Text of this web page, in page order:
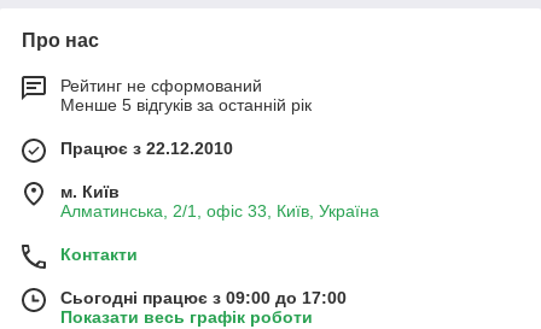
Про нас
Рейтинг не сформований
Менше 5 відгуків за останній рік
Працює з 22.12.2010
м. Київ
Алматинська, 2/1, офіс 33, Київ, Україна
Контакти
Сьогодні працює з 09:00 до 17:00
Показати весь графік роботи